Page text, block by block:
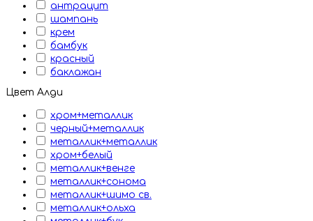
антрацит
шампань
крем
бамбук
красный
баклажан
Цвет Алди
хром+металлик
черный+металлик
металлик+металлик
хром+белый
металлик+венге
металлик+сонома
металлик+шимо св.
металлик+ольха